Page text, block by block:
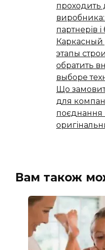
проходить
партнерів і
этапы
обратить
выборе
Що
для
поєднання
Вам також